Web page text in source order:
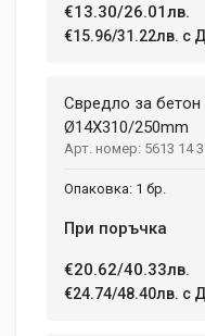
€13.30/26.01лв.
€15.96/31.22лв. с
Свредло за бетон
Ø14X310/250mm
5613 14
1 бр.
При поръчка
€20.62/40.33лв.
€24.74/48.40лв. с